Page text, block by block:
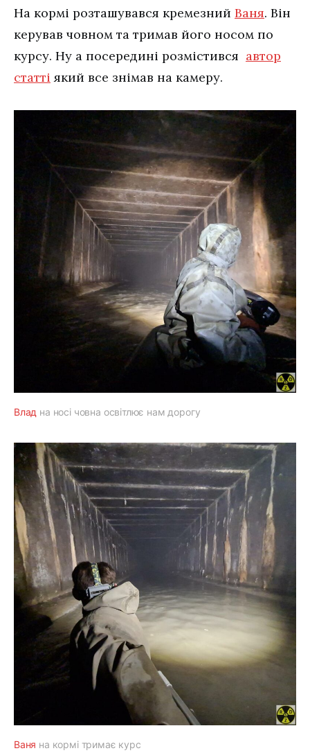
На кормі розташувався кремезний Ваня. Він
керував човном та тримав його носом по
курсу. Ну а посередині розмістився автор
статті який все знімав на камеру.
Влад на носі човна освітлює нам дорогу
Ваня на кормі тримає курс